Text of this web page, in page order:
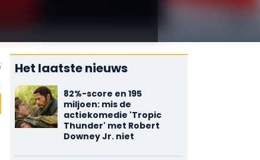
Het laatste nieuws
82%-score en 195
miljoen: mis de
actiekomedie 'Tropic
Thunder' met Robert
Downey Jr. niet